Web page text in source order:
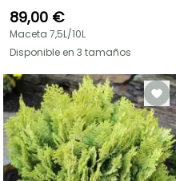
89,00 €
Maceta 7,5L/10L
Disponible en 3 tamaños